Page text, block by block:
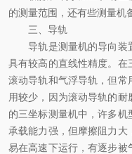
的测量范围，还有些测量机
三、导轨
导轨是测量机的导向装
具有较高的直线性精度。在
滚动导轨和气浮导轨，但常
用较少，因为滚动导轨的
的三坐标测量机中，许多机
承载能力强，但摩擦阻力
易在高速下运行，有逐步